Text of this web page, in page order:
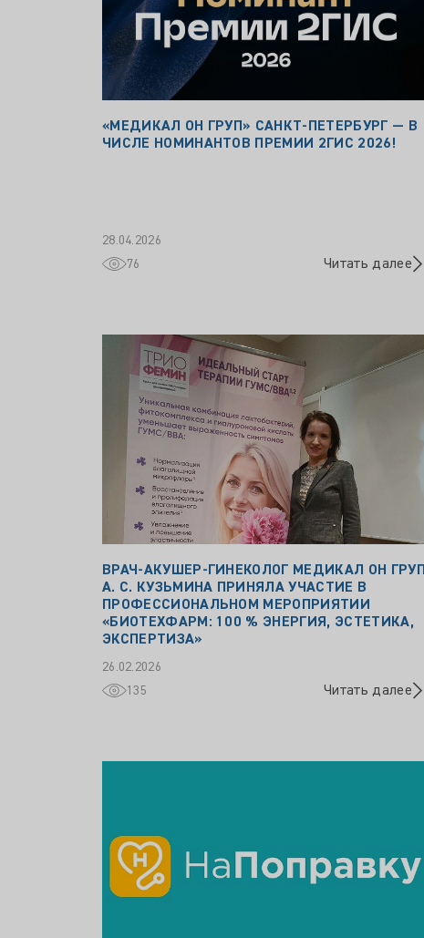
«МЕДИКАЛ ОН ГРУП» САНКТ‑ПЕТЕРБУРГ — В
ЧИСЛЕ НОМИНАНТОВ ПРЕМИИ 2ГИС 2026!
28.04.2026
76
Читать далее
ВРАЧ‑АКУШЕР‑ГИНЕКОЛОГ МЕДИКАЛ ОН ГРУП
А. С. КУЗЬМИНА ПРИНЯЛА УЧАСТИЕ В
ПРОФЕССИОНАЛЬНОМ МЕРОПРИЯТИИ
«БИОТЕХФАРМ: 100 % ЭНЕРГИЯ, ЭСТЕТИКА,
ЭКСПЕРТИЗА»
26.02.2026
135
Читать далее